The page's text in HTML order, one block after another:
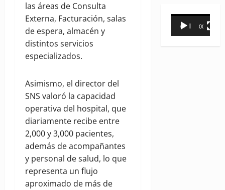
las áreas de Consulta
Externa, Facturación, salas
de espera, almacén y
distintos servicios
especializados.
Asimismo, el director del
SNS valoró la capacidad
operativa del hospital, que
diariamente recibe entre
2,000 y 3,000 pacientes,
además de acompañantes
y personal de salud, lo que
representa un flujo
aproximado de más de
Reproductor
00:00 00:31